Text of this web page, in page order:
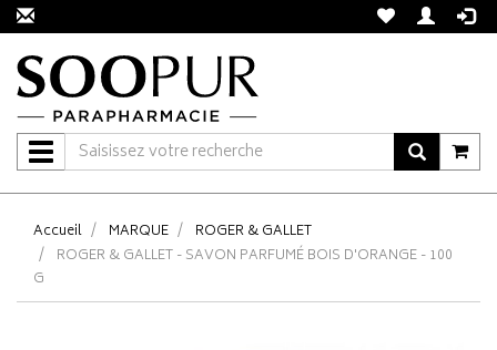
Navigation
Accueil MARQUE
ROGER & GALLET
ROGER & GALLET - SAVON PARFUMÉ BOIS D'ORANGE - 100
G